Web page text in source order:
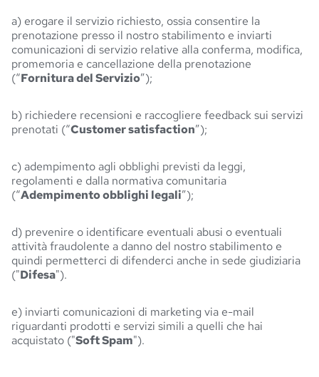
a) erogare il servizio richiesto, ossia consentire la
prenotazione presso il nostro stabilimento e inviarti
comunicazioni di servizio relative alla conferma, modifica,
promemoria e cancellazione della prenotazione
(“Fornitura del Servizio”);
b) richiedere recensioni e raccogliere feedback sui servizi
prenotati (“Customer satisfaction”);
c) adempimento agli obblighi previsti da leggi,
regolamenti e dalla normativa comunitaria
(“Adempimento obblighi legali”);
d) prevenire o identificare eventuali abusi o eventuali
attività fraudolente a danno del nostro stabilimento e
quindi permetterci di difenderci anche in sede giudiziaria
("Difesa").
e) inviarti comunicazioni di marketing via e-mail
riguardanti prodotti e servizi simili a quelli che hai
acquistato ("Soft Spam").